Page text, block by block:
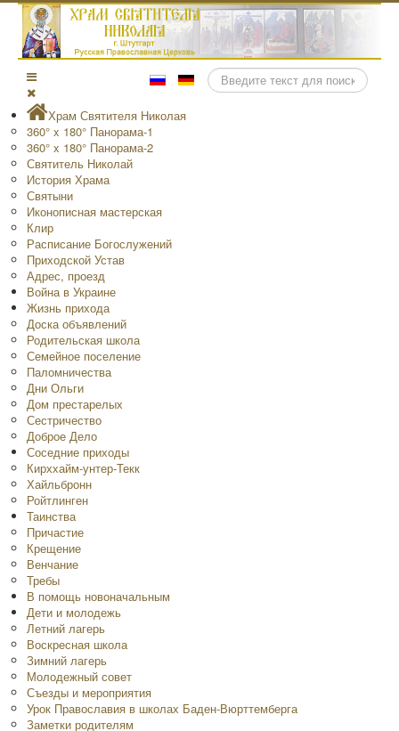
Поиск
Храм Святителя Николая
360° x 180° Панорама-1
360° x 180° Панорама-2
Святитель Николай
История Храма
Святыни
Иконописная мастерская
Клир
Расписание Богослужений
Приходской Устав
Адрес, проезд
Война в Украине
Жизнь прихода
Доска объявлений
Родительская школа
Семейное поселение
Паломничества
Дни Ольги
Дом престарелых
Сестричество
Доброе Дело
Соседние приходы
Кирххайм-унтер-Текк
Хайльбронн
Ройтлинген
Таинства
Причастие
Крещение
Венчание
Требы
В помощь новоначальным
Дети и молодежь
Летний лагерь
Воскресная школа
Зимний лагерь
Молодежный совет
Съезды и мероприятия
Урок Православия в школах Баден-Вюрттемберга
Заметки родителям